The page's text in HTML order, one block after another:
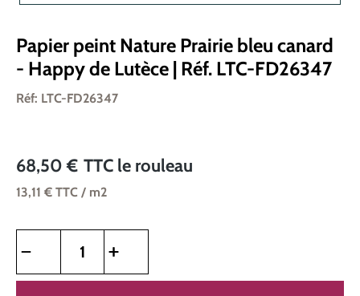
Papier peint Nature Prairie bleu canard
- Happy de Lutèce | Réf. LTC-FD26347
Réf: LTC-FD26347
68,50 € TTC le rouleau
13,11 € TTC / m2